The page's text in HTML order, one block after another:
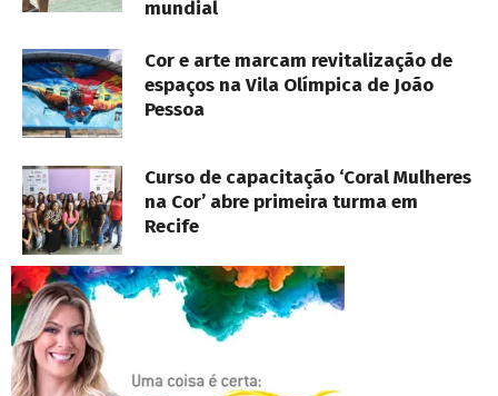
mundial
Cor e arte marcam revitalização de
espaços na Vila Olímpica de João
Pessoa
Curso de capacitação ‘Coral Mulheres
na Cor’ abre primeira turma em
Recife